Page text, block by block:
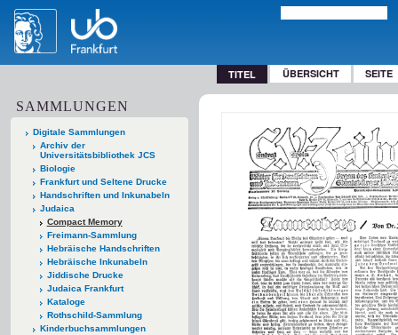
TITEL ÜBERSICHT SEITE
SAMMLUNGEN
Digitale Sammlungen
Archiv der
Universitätsbibliothek JCS
Biologie
Frankfurt und Seltene Drucke
Handschriften und Inkunabeln
Judaica
Compact Memory
Freimann-Sammlung
Hebräische Handschriften
Hebräische Inkunabeln
Jiddische Drucke
Judaica Frankfurt
Kataloge
Rothschild-Sammlung
Kinderbuchsammlungen